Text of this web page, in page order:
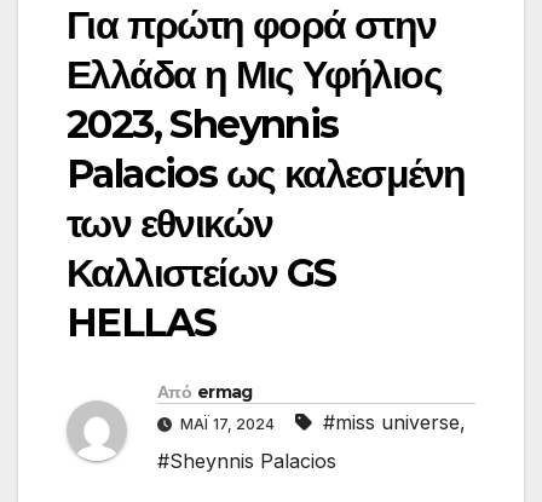
Για πρώτη φορά στην
Ελλάδα η Μις Υφήλιος
2023, Sheynnis
Palacios ως καλεσμένη
των εθνικών
Καλλιστείων GS
HELLAS
Από ermag
ΜΆΙ 17, 2024 #miss universe,
#Sheynnis Palacios